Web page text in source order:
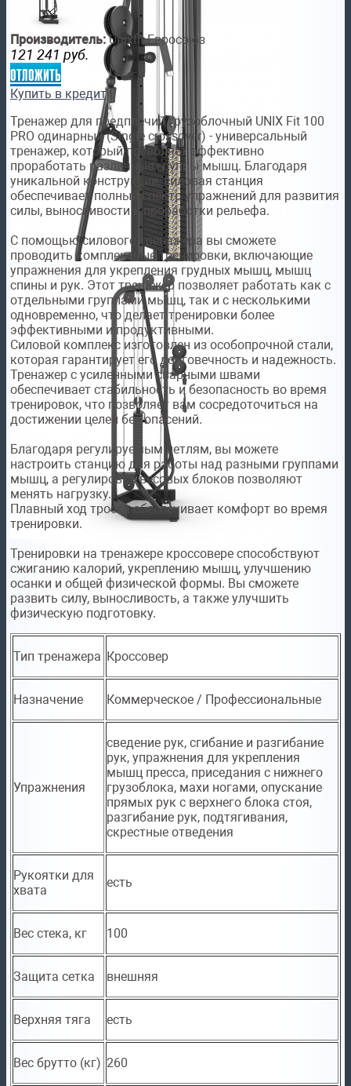
Производитель:Unixfit Евросоюз
121 241 руб.
отложить
Купить в кредит
Тренажер для предплечий грузоблочный UNIX Fit 100
PRO одинарный (Single crossover) - универсальный
тренажер, который позволяет эффективно
проработать различные группы мышц. Благодаря
уникальной конструкции, силовая станция
обеспечивает полный спектр упражнений для развития
силы, выносливости и проработки рельефа.
С помощью силового тренажера вы сможете
проводить комплексные тренировки, включающие
упражнения для укрепления грудных мышц, мышц
спины и рук. Этот тренажер позволяет работать как с
отдельными группами мышц, так и с несколькими
одновременно, что делает тренировки более
эффективными и продуктивными.
Силовой комплекс изготовлен из особопрочной стали,
которая гарантирует его долговечность и надежность.
Тренажер с усиленными сварными швами
обеспечивает стабильность и безопасность во время
тренировок, что позволяет вам сосредоточиться на
достижении целей без опасений.
Благодаря регулируемым петлям, вы можете
настроить станцию для работы над разными группами
мышц, а регулировка весовых блоков позволяют
менять нагрузку.
Плавный ход тросса обеспечивает комфорт во время
тренировки.
Тренировки на тренажере кроссовере способствуют
сжиганию калорий, укреплению мышц, улучшению
осанки и общей физической формы. Вы сможете
развить силу, выносливость, а также улучшить
физическую подготовку.
Тип тренажера Кроссовер
Назначение Коммерческое / Профессиональные
Упражнения
сведение рук, сгибание и разгибание
рук, упражнения для укрепления
мышц пресса, приседания с нижнего
грузоблока, махи ногами, опускание
прямых рук с верхнего блока стоя,
разгибание рук, подтягивания,
скрестные отведения
Рукоятки для
хвата
есть
Вес стека, кг 100
Защита сетка внешняя
Верхняя тяга есть
Вес брутто (кг) 260